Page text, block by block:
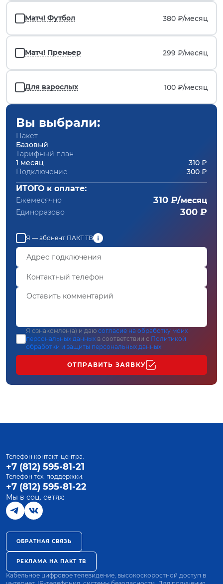
Матч! Футбол 380 ₽/месяц
Матч! Премьер 299 ₽/месяц
Для взрослых 100 ₽/месяц
Вы выбрали:
Пакет
Базовый
Тарифный план
1 месяц
310 ₽
Подключение
300 ₽
ИТОГО к оплате:
Ежемесячно 310 ₽/месяц
Единоразово 300 ₽
Я — абонент ПАКТ ТВ
Я ознакомлен(а) и даю согласие на обработку моих
персональных данных в соответствии с Политикой
обработки и защиты персональных данных
ОТПРАВИТЬ ЗАЯВКУ
Телефон контакт-центра:
+7 (812) 595-81-21
Телефон тех. поддержки:
+7 (812) 595-81-22
Мы в соц. сетях:
ОБРАТНАЯ СВЯЗЬ
РЕКЛАМА НА ПАКТ ТВ
Кабельное цифровое телевидение, высокоскоростной доступ в